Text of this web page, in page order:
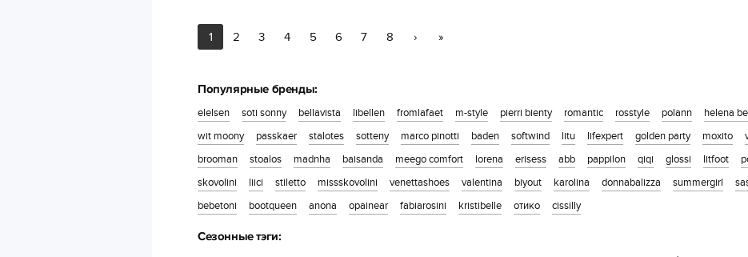
1 2 3 4 5 6 7 8 › »
Популярные бренды:
elelsen soti sonny bellavista libellen fromlafaet m-style pierri bienty romantic rosstyle polann helena
wit moony
passkaer stalotes sotteny marco pinotti baden softwind litu lifexpert golden party moxito
brooman
stoalos madnha baisanda meego comfort lorena erisess abb pappilon qiqi glossi litfoot
skovolini
liici stiletto missskovolini venettashoes valentina biyout karolina donnabalizza summergirl
bebetoni
bootqueen anona opainear fabiarosini kristibelle отико cissilly
Сезонные тэги: